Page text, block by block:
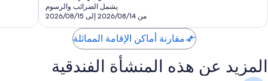
هو
SAR
268
يشمل الضرائب والرسوم
من 2026/08/14 إلى 2026/08/15
مقارنة أماكن الإقامة المماثلة
المزيد عن هذه المنشأة الفندقية